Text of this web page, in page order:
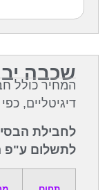
שכבה יב
המחיר כולל
דיגיטליים,
לחבילת
לתשלום ע"פ